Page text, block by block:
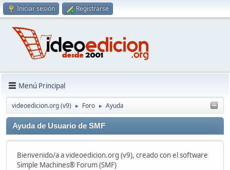
Iniciar sesión Registrarse
Menú Principal
videoedicion.org (v9) ► Foro ► Ayuda
Ayuda de Usuario de SMF
Bienvenido/a a videoedicion.org (v9), creado con el software
Simple Machines® Forum (SMF)